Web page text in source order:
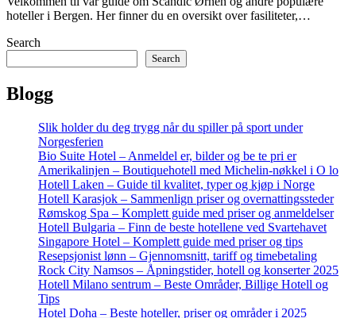
hoteller i Bergen. Her finner du en oversikt over fasiliteter,…
Search
Search
Blogg
Slik holder du deg trygg når du spiller på sport under
Norgesferien
Bio Suite Hotel – Anmeldel er, bilder og be te pri er
Amerikalinjen – Boutiquehotell med Michelin-nøkkel i O lo
Hotell Laken – Guide til kvalitet, typer og kjøp i Norge
Hotell Karasjok – Sammenlign priser og overnattingssteder
Rømskog Spa – Komplett guide med priser og anmeldelser
Hotell Bulgaria – Finn de beste hotellene ved Svartehavet
Singapore Hotel – Komplett guide med priser og tips
Resepsjonist lønn – Gjennomsnitt, tariff og timebetaling
Rock City Namsos – Åpningstider, hotell og konserter 2025
Hotell Milano sentrum – Beste Områder, Billige Hotell og
Tips
Hotel Doha – Beste hoteller, priser og områder i 2025